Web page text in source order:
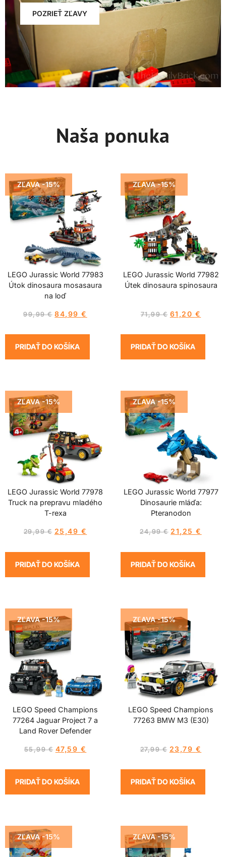
POZRIEŤ ZĽAVY
Naša ponuka
ZĽAVA -15%
LEGO Jurassic World 77983
Útok dinosaura mosasaura
na loď
99,99€ 84,99€
PRIDAŤ DO KOŠÍKA
ZĽAVA -15%
LEGO Jurassic World 77982
Útek dinosaura spinosaura
71,99€ 61,20 €
PRIDAŤ DO KOŠÍKA
ZĽAVA -15%
LEGO Jurassic World 77978
Truck na prepravu mladého
T-rexa
29,99€ 25,49 €
PRIDAŤ DO KOŠÍKA
ZĽAVA -15%
LEGO Jurassic World 77977
Dinosaurie mláďa:
Pteranodon
24,99€ 21,25€
PRIDAŤ DO KOŠÍKA
ZĽAVA -15%
LEGO Speed Champions
77264 Jaguar Project 7 a
Land Rover Defender
55,99€ 47,59 €
PRIDAŤ DO KOŠÍKA
ZĽAVA -15%
LEGO Speed Champions
77263 BMW M3 (E30)
27,99€ 23,79 €
PRIDAŤ DO KOŠÍKA
ZĽAVA -15% ZĽAVA -15%